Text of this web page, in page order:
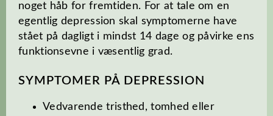
noget håb for fremtiden. For at tale om en
egentlig depression skal symptomerne have
stået på dagligt i mindst 14 dage og påvirke ens
funktionsevne i væsentlig grad.
SYMPTOMER PÅ DEPRESSION
Vedvarende tristhed, tomhed eller